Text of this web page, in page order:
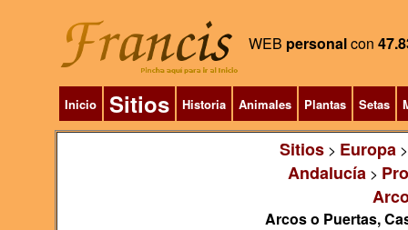
WEB personalcon
Inicio Sitios Historia Animales Plantas Setas
Sitios> Europa
Andalucía>
Arcos o Puertas,